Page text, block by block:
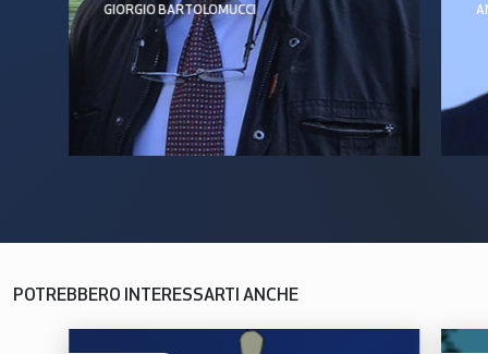
GIORGIO BARTOLOMUCCI
POTREBBERO INTERESSARTI ANCHE